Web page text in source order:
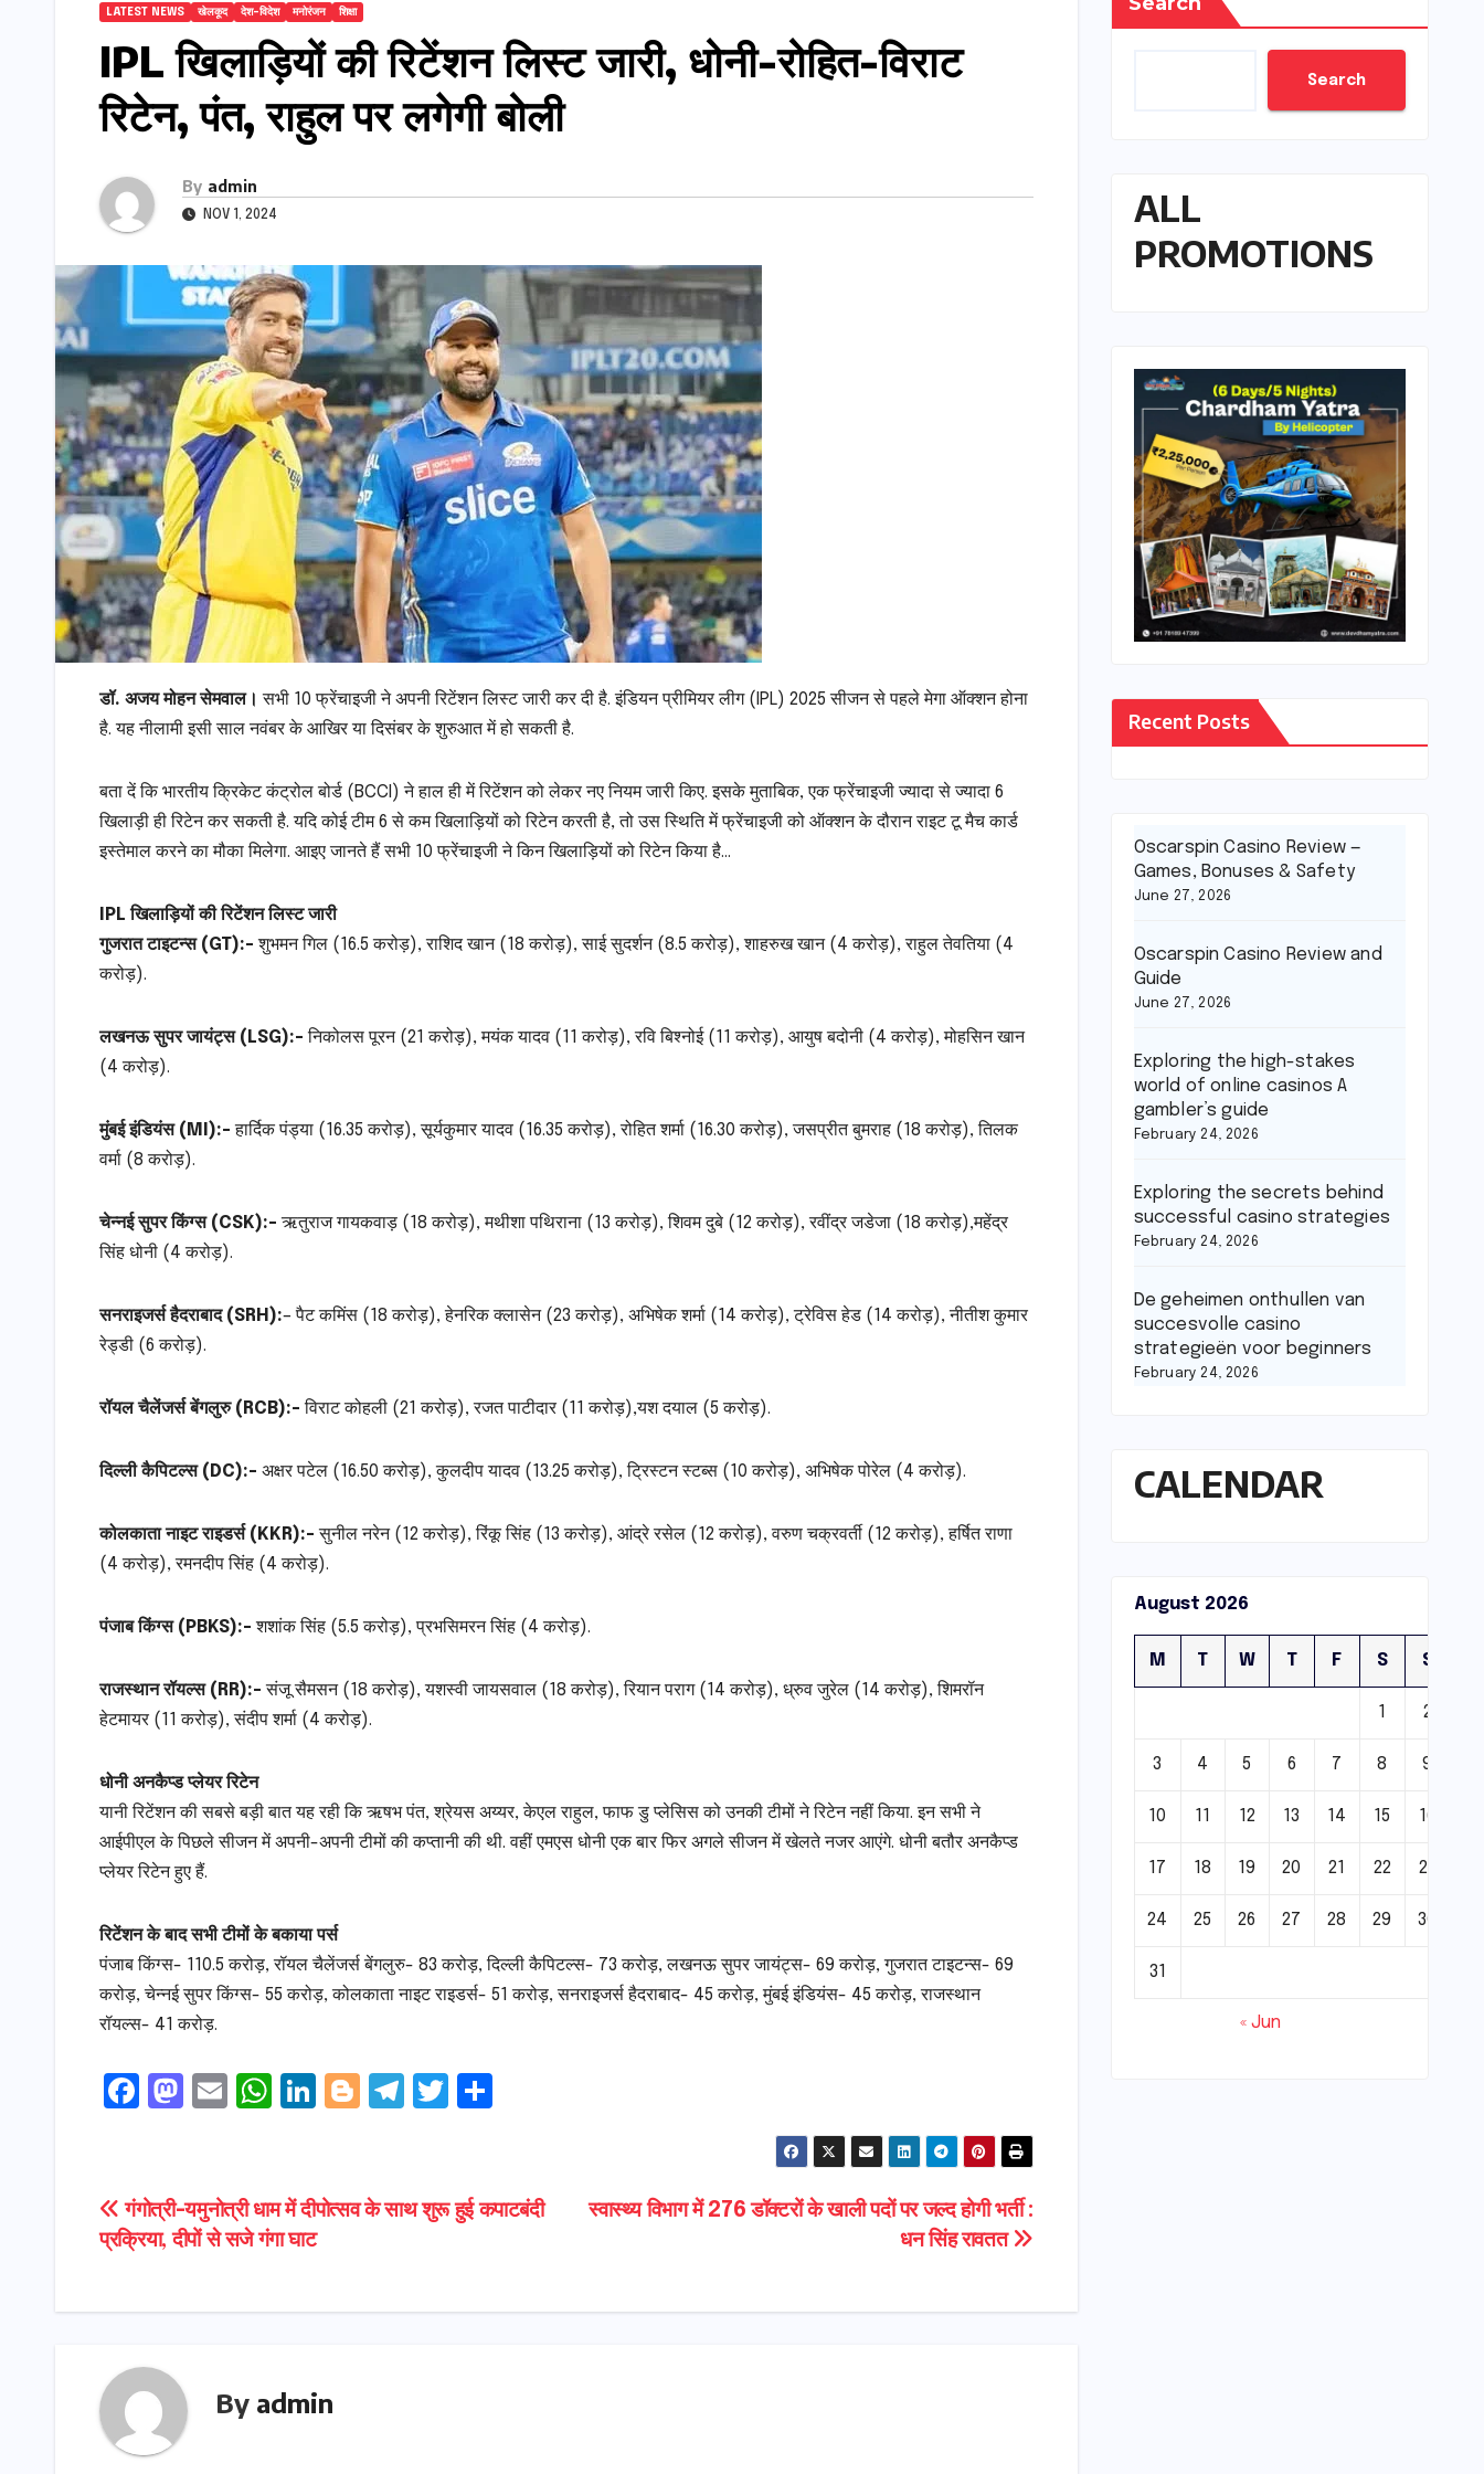
LATEST NEWS खेलकूद देश-विदेश मनोरंजन शिक्षा
IPL खिलाड़ियों की रिटेंशन लिस्ट जारी, धोनी-रोहित-विराट
रिटेन, पंत, राहुल पर लगेगी बोली
By admin
NOV 1, 2024
डॉ. अजय मोहन सेमवाल। सभी 10 फ्रेंचाइजी ने अपनी रिटेंशन लिस्ट जारी कर दी है. इंडियन प्रीमियर लीग (IPL) 2025 सीजन से पहले मेगा ऑक्शन होना
है. यह नीलामी इसी साल नवंबर के आखिर या दिसंबर के शुरुआत में हो सकती है.
बता दें कि भारतीय क्रिकेट कंट्रोल बोर्ड (BCCI) ने हाल ही में रिटेंशन को लेकर नए नियम जारी किए. इसके मुताबिक, एक फ्रेंचाइजी ज्यादा से ज्यादा 6
खिलाड़ी ही रिटेन कर सकती है. यदि कोई टीम 6 से कम खिलाड़ियों को रिटेन करती है, तो उस स्थिति में फ्रेंचाइजी को ऑक्शन के दौरान राइट टू मैच कार्ड
इस्तेमाल करने का मौका मिलेगा. आइए जानते हैं सभी 10 फ्रेंचाइजी ने किन खिलाड़ियों को रिटेन किया है…
IPL खिलाड़ियों की रिटेंशन लिस्ट जारी
गुजरात टाइटन्स (GT):- शुभमन गिल (16.5 करोड़), राशिद खान (18 करोड़), साई सुदर्शन (8.5 करोड़), शाहरुख खान (4 करोड़), राहुल तेवतिया (4
करोड़).
लखनऊ सुपर जायंट्स (LSG):- निकोलस पूरन (21 करोड़), मयंक यादव (11 करोड़), रवि बिश्नोई (11 करोड़), आयुष बदोनी (4 करोड़), मोहसिन खान
(4 करोड़).
मुंबई इंडियंस (MI):- हार्दिक पंड्या (16.35 करोड़), सूर्यकुमार यादव (16.35 करोड़), रोहित शर्मा (16.30 करोड़), जसप्रीत बुमराह (18 करोड़), तिलक
वर्मा (8 करोड़).
चेन्नई सुपर किंग्स (CSK):- ऋतुराज गायकवाड़ (18 करोड़), मथीशा पथिराना (13 करोड़), शिवम दुबे (12 करोड़), रवींद्र जडेजा (18 करोड़),महेंद्र
सिंह धोनी (4 करोड़).
सनराइजर्स हैदराबाद (SRH):– पैट कमिंस (18 करोड़), हेनरिक क्लासेन (23 करोड़), अभिषेक शर्मा (14 करोड़), ट्रेविस हेड (14 करोड़), नीतीश कुमार
रेड्डी (6 करोड़).
रॉयल चैलेंजर्स बेंगलुरु (RCB):- विराट कोहली (21 करोड़), रजत पाटीदार (11 करोड़),यश दयाल (5 करोड़).
दिल्ली कैपिटल्स (DC):- अक्षर पटेल (16.50 करोड़), कुलदीप यादव (13.25 करोड़), ट्रिस्टन स्टब्स (10 करोड़), अभिषेक पोरेल (4 करोड़).
कोलकाता नाइट राइडर्स (KKR):- सुनील नरेन (12 करोड़), रिंकू सिंह (13 करोड़), आंद्रे रसेल (12 करोड़), वरुण चक्रवर्ती (12 करोड़), हर्षित राणा
(4 करोड़), रमनदीप सिंह (4 करोड़).
पंजाब किंग्स (PBKS):- शशांक सिंह (5.5 करोड़), प्रभसिमरन सिंह (4 करोड़).
राजस्थान रॉयल्स (RR):- संजू सैमसन (18 करोड़), यशस्वी जायसवाल (18 करोड़), रियान पराग (14 करोड़), ध्रुव जुरेल (14 करोड़), शिमरॉन
हेटमायर (11 करोड़), संदीप शर्मा (4 करोड़).
धोनी अनकैप्ड प्लेयर रिटेन
यानी रिटेंशन की सबसे बड़ी बात यह रही कि ऋषभ पंत, श्रेयस अय्यर, केएल राहुल, फाफ डु प्लेसिस को उनकी टीमों ने रिटेन नहीं किया. इन सभी ने
आईपीएल के पिछले सीजन में अपनी-अपनी टीमों की कप्तानी की थी. वहीं एमएस धोनी एक बार फिर अगले सीजन में खेलते नजर आएंगे. धोनी बतौर अनकैप्ड
प्लेयर रिटेन हुए हैं.
रिटेंशन के बाद सभी टीमों के बकाया पर्स
पंजाब किंग्स- 110.5 करोड़, रॉयल चैलेंजर्स बेंगलुरु- 83 करोड़, दिल्ली कैपिटल्स- 73 करोड़, लखनऊ सुपर जायंट्स- 69 करोड़, गुजरात टाइटन्स- 69
करोड़, चेन्नई सुपर किंग्स- 55 करोड़, कोलकाता नाइट राइडर्स- 51 करोड़, सनराइजर्स हैदराबाद- 45 करोड़, मुंबई इंडियंस- 45 करोड़, राजस्थान
रॉयल्स- 41 करोड़.
F
e
b
o
M
t
o
o
E
l
W
ts
A
p
Li
e
dI
Bl
g
T
gr
T
t
e
e
Post
navigation
स्वास्थ्य विभाग में 276 डॉक्टरों के खाली पदों पर जल्द होगी भर्ती :
धन सिंह रावतत
गंगोत्री-यमुनोत्री धाम में दीपोत्सव के साथ शुरू हुई कपाटबंदी
प्रक्रिया, दीपों से सजे गंगा घाट
By admin
Search
ALL
PROMOTIONS
Recent Posts
Oscarspin Casino Review —
Games, Bonuses & Safety
June 27, 2026
Oscarspin Casino Review and
Guide
June 27, 2026
Exploring the high-stakes
world of online casinos A
gambler’s guide
February 24, 2026
Exploring the secrets behind
successful casino strategies
February 24, 2026
De geheimen onthullen van
succesvolle casino
strategieën voor beginners
February 24, 2026
CALENDAR
August 2026
M T W T F S S
1 2
3 4 5 6 7 8 9
10 11 12 13 14 15 16
17 18 19 20 21 22 23
24 25 26 27 28 29 30
31
« Jun